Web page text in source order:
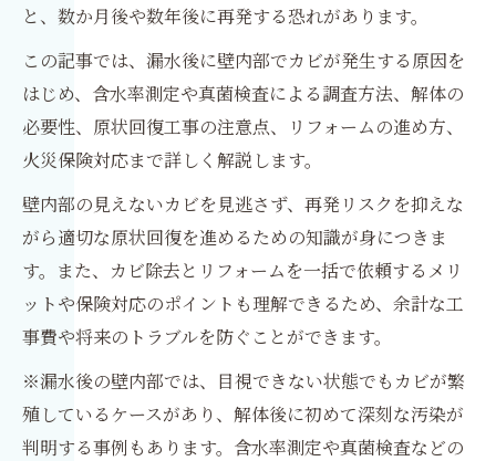
と、数か月後や数年後に再発する恐れがあります。
この記事では、漏水後に壁内部でカビが発生する原因を
はじめ、含水率測定や真菌検査による調査方法、解体の
必要性、原状回復工事の注意点、リフォームの進め方、
火災保険対応まで詳しく解説します。
壁内部の見えないカビを見逃さず、再発リスクを抑えな
がら適切な原状回復を進めるための知識が身につきま
す。また、カビ除去とリフォームを一括で依頼するメリ
ットや保険対応のポイントも理解できるため、余計な工
事費や将来のトラブルを防ぐことができます。
※漏水後の壁内部では、目視できない状態でもカビが繁
殖しているケースがあり、解体後に初めて深刻な汚染が
判明する事例もあります。含水率測定や真菌検査などの